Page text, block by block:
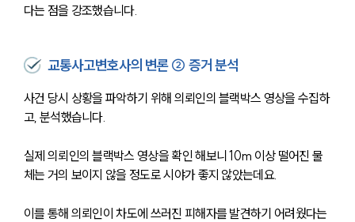
다는 점을 강조했습니다.
교통사고변호사의 변론 ② 증거 분석
사건 당시 상황을 파악하기 위해 의뢰인의 블랙박스 영상을 수집하
고, 분석했습니다.
실제 의뢰인의 블랙박스 영상을 확인 해보니 10m 이상 떨어진 물
체는 거의 보이지 않을 정도로 시야가 좋지 않았는데요.
이를 통해 의뢰인이 차도에 쓰러진 피해자를 발견하기 어려웠다는